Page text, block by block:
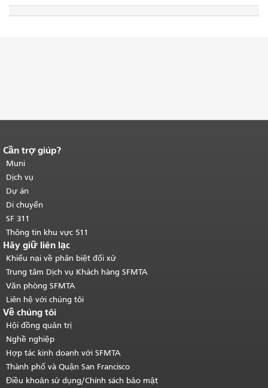
Kết thúc nội dung trang.
của trang này được lặp lại trên mọi
trang.Quay lại đầu trang nội dung
chính.
Cần trợ giúp?
Muni
Dịch vụ
Dự án
Di chuyển
SF 311
Thông tin khu vực 511
Hãy giữ liên lạc
Khiếu nại về phân biệt đối xử
Trung tâm Dịch vụ Khách hàng SFMTA
Văn phòng SFMTA
Liên hệ với chúng tôi
Về chúng tôi
Hội đồng quản trị
Nghề nghiệp
Hợp tác kinh doanh với SFMTA
Thành phố và Quận San Francisco
Điều khoản sử dụng/Chính sách bảo mật